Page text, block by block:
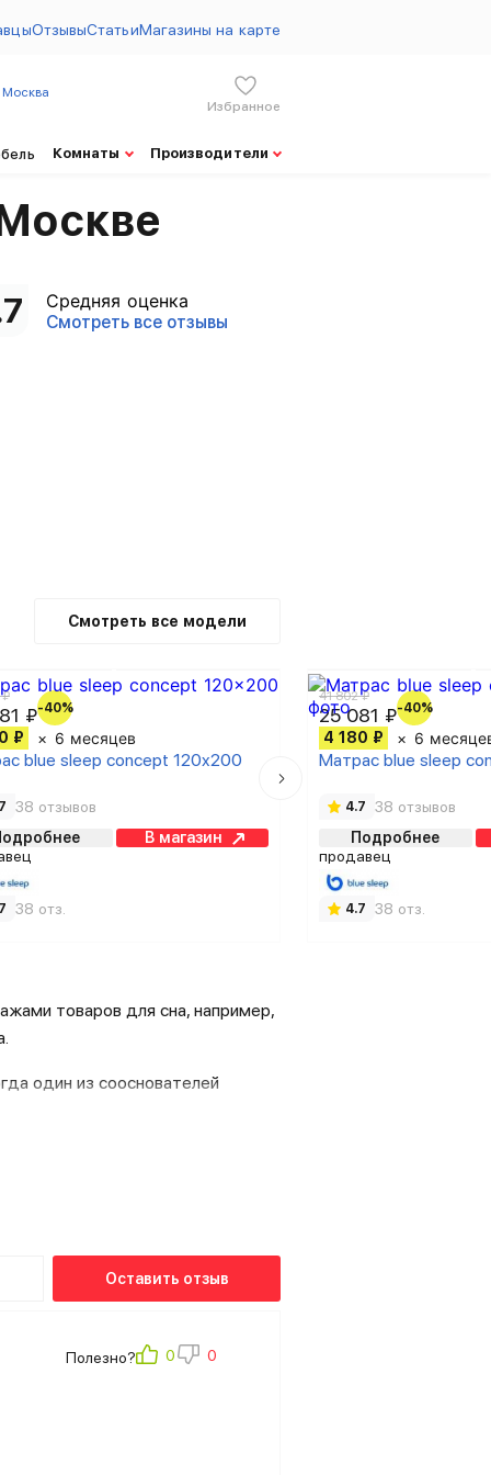
ОтзывыСтатьиМагазины на карте
Москва
Избранное
Комнаты Производители
Средняя оценка
Смотреть все отзывы
Смотреть все модели
₽
₽-40%
₽ 6 месяцев
blue sleep concept 120x200
38 отзывов
В магазин
38 отз.
41 802 ₽
25 081 ₽-40%
4 180 ₽ 6
Матрас blue sleep
4.7
38 отзывов
Подробнее
продавец
4.7 38 отз.
товаров для сна, например,
один из сооснователей
концепция bed in a box
товарам постоянный
Оставить отзыв
Полезно?